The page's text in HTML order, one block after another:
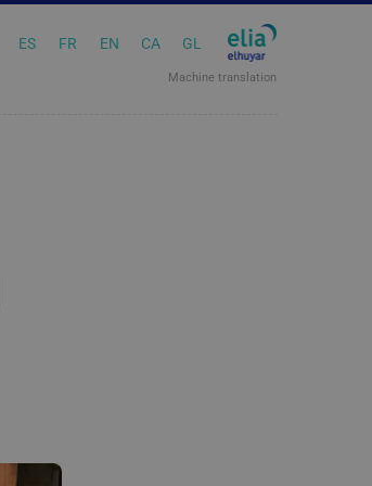
ES FR EN CA GL
Machine translation